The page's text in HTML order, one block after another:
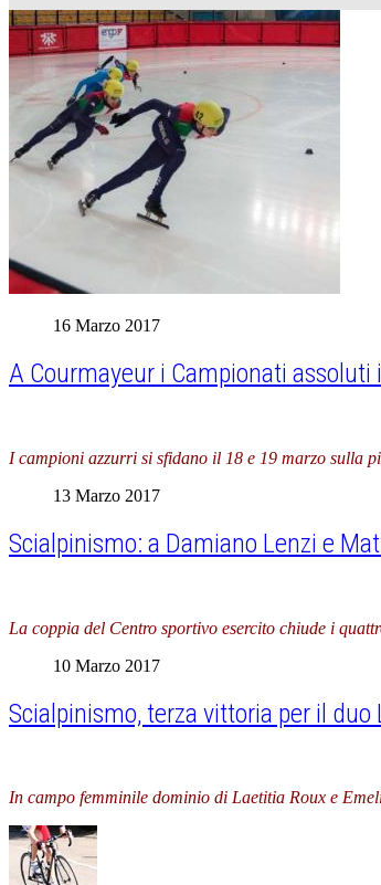
16 Marzo 2017
A Courmayeur i Campionati
I campioni azzurri si sfidano il 18 e 19 marzo sulla
13 Marzo 2017
Scialpinismo: a Damiano Lenzi e
La coppia del Centro sportivo esercito chiude i
10 Marzo 2017
Scialpinismo, terza vittoria per il
In campo femminile dominio di Laetitia Roux e